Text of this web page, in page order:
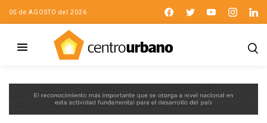
05 de AGOSTO del 2026